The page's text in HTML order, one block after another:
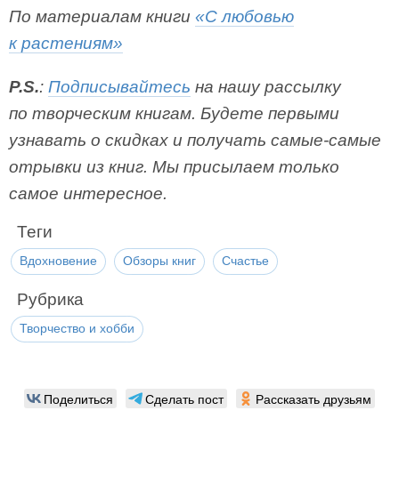
По материалам книги «С любовью
к растениям»
P.S.: Подписывайтесь на нашу рассылку
по творческим книгам. Будете первыми
узнавать о скидках и получать самые-самые
отрывки из книг. Мы присылаем только
самое интересное.
Теги
Вдохновение Обзоры книг Счастье
Рубрика
Творчество и хобби
Поделиться Сделать пост Рассказать друзьям